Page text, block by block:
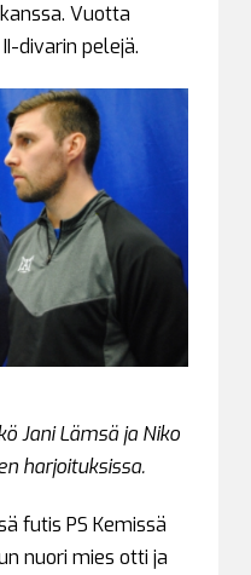
Vuotta
divarin pelejä.
Jani Lämsä ja Niko
harjoituksissa.
futis PS Kemissä
nuori mies otti ja